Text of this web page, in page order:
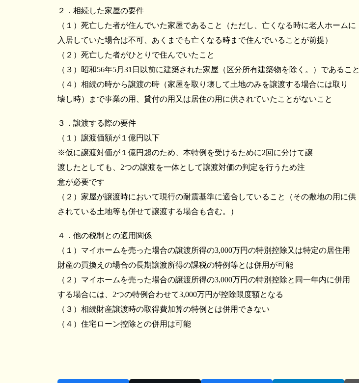
２．相続した家屋の要件
（１）死亡した者が住んでいた家屋であること（ただし、亡くなる時に老人ホームに
入居していた場合は不可、あくまでも亡くなる時まで住んでいることが前提）
（２）死亡した者がひとりで住んでいたこと
（３）昭和56年5月31日以前に建築された家屋（区分所有建築物を除く。）であること
（４）相続の時から譲渡の時（家屋を取り壊して土地のみを譲渡する場合には取り
壊し時）まで事業の用、貸付の用又は居住の用に供されていたことがないこと
３．譲渡する際の要件
（１）譲渡価額が１億円以下
※仮に譲渡対価が１億円超のため、本特例を受けるために2回に分けて譲
渡したとしても、2つの譲渡を一体として譲渡対価の判定を行うため注
意が必要です
（２）家屋が譲渡時において現行の耐震基準に適合していること（その敷地の用に供
されている土地等も併せて譲渡する場合も含む。）
４．他の税制との適用関係
（１）マイホームを売った場合の譲渡所得の3,000万円の特別控除又は特定の居住用
財産の買換えの場合の長期譲渡所得の課税の特例等とは併用が可能
（２）マイホームを売った場合の譲渡所得の3,000万円の特別控除と同一年内に併用
する場合には、2つの特例合わせて3,000万円が控除限度額となる
（３）相続財産譲渡時の取得費加算の特例とは併用できない
（４）住宅ローン控除との併用は可能